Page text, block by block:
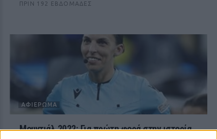
ΠΡΙΝ 192 ΕΒΔΟΜΆΔΕΣ
ΑΦΙΈΡΩΜΑ
Μουντιάλ 2022: Για πρώτη φορά στην ιστορία